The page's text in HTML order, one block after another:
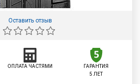
Оставить отзыв
ОПЛАТА ЧАСТЯМИ
ГАРАНТИЯ
5 ЛЕТ